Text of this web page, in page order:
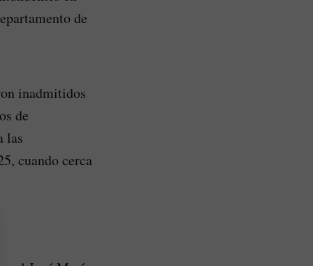
de
inadmitidos
de
las
cuando cerca